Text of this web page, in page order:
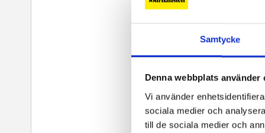
Samtycke
Denna webbplats använder
Vi använder
sociala medier och
till de sociala medier och